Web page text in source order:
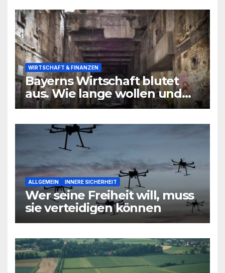
WIRTSCHAFT & FINANZEN
Bayerns Wirtschaft blutet
aus. Wie lange wollen und
können wir uns den
noch leisten?
ALLGEMEIN INNERE SICHERHEIT
Wer seine Freiheit will, muss
sie verteidigen können